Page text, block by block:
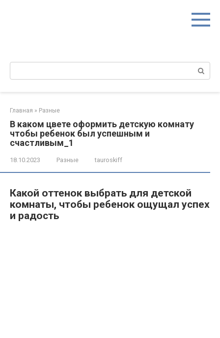
Поиск:
Главная » Разные
В каком цвете оформить детскую комнату
чтобы ребенок был успешным и
счастливым_1
18.10.2023 Разные tauroskiff
Какой оттенок выбрать для детской
комнаты, чтобы ребенок ощущал успех
и радость